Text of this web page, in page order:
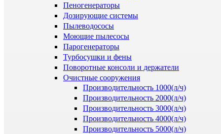
Пеногенераторы
Дозирующие системы
Пылеводососы
Моющие пылесосы
Парогенераторы
Турбосушки и фены
Поворотные консоли и держатели
Очистные сооружения
Производительность 1000(л/ч)
Производительность 2000(л/ч)
Производительность 3000(л/ч)
Производительность 4000(л/ч)
Производительность 5000(л/ч)